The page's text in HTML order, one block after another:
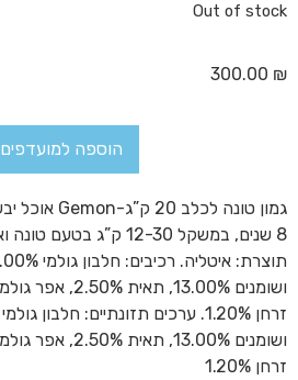
Out of stock
300.00 ₪
הוספה למועדפים
זרחן 1.20%